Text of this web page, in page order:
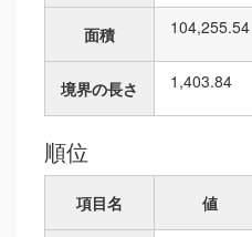
面積 104,255.54
境界の長さ 1,403.84
順位
項目名 値